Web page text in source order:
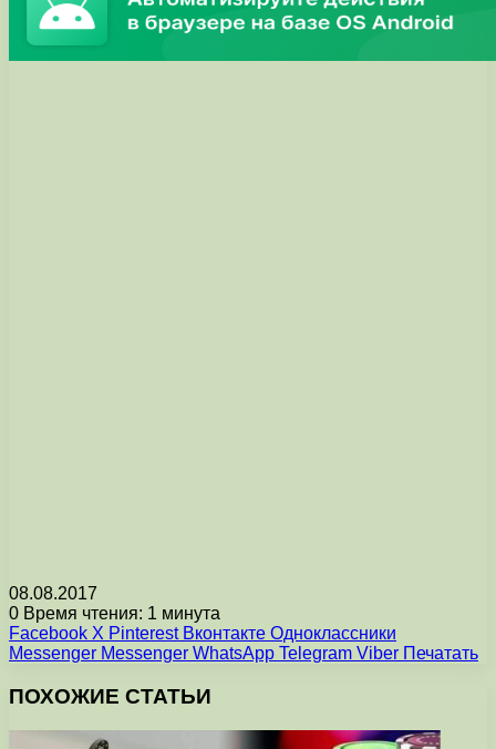
08.08.2017
0 Время чтения: 1 минута
Facebook X Pinterest Вконтакте Одноклассники
Messenger Messenger WhatsApp Telegram Viber Печатать
ПОХОЖИЕ СТАТЬИ